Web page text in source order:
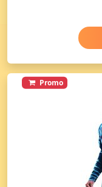
Promo